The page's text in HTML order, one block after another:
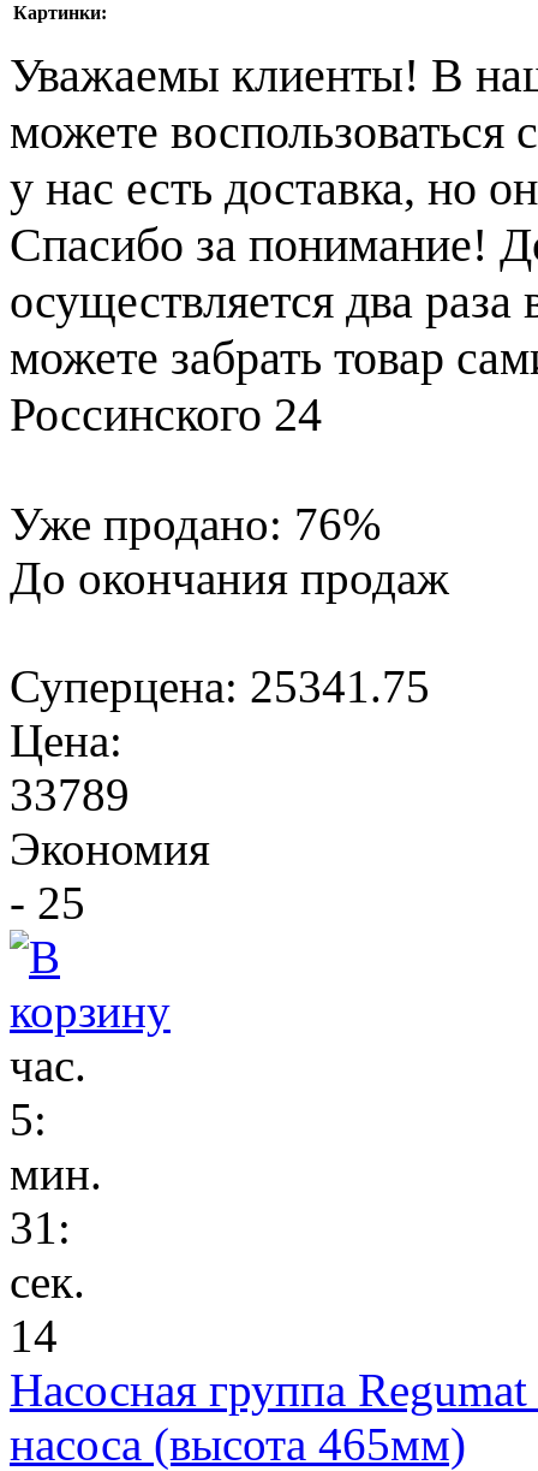
Картинки:
Уважаемы клиенты! В
можете воспользоваться
у нас есть доставка, но
Спасибо за понимание!
осуществляется два
можете забрать товар
Россинского 24
Уже продано: 76%
До окончания продаж
Суперцена: 25341.75
Цена:
33789
Экономия
- 25
час.
5:
мин.
31:
сек.
14
Насосная группа
насоса (высота 465мм)